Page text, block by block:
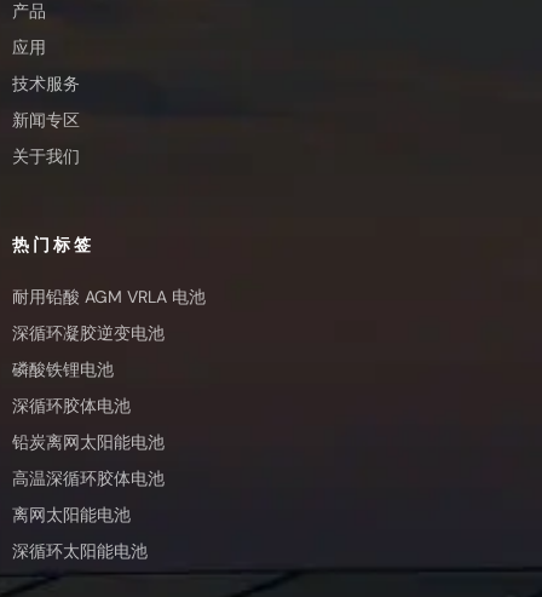
产品
应用
技术服务
新闻专区
关于我们
热门标签
耐用铅酸 AGM VRLA 电池
深循环凝胶逆变电池
磷酸铁锂电池
深循环胶体电池
铅炭离网太阳能电池
高温深循环胶体电池
离网太阳能电池
深循环太阳能电池